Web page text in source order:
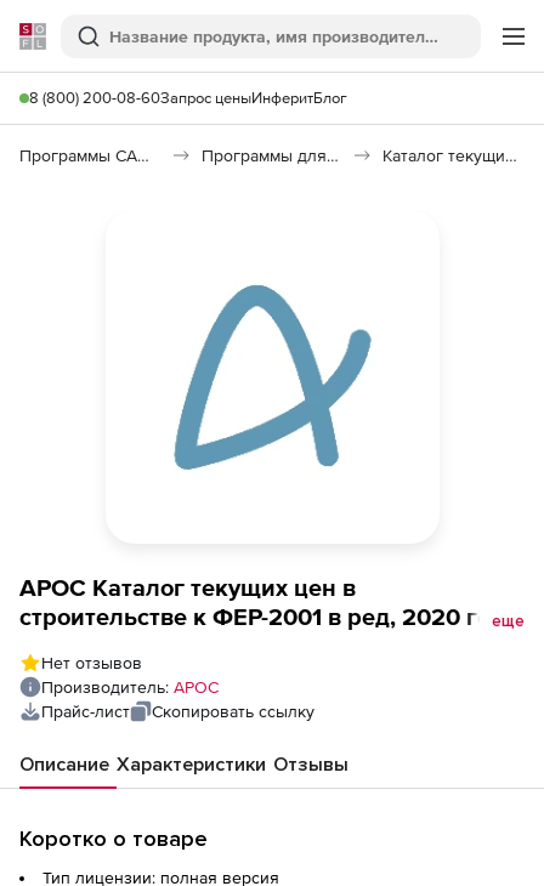
Softline
Поиск
8 (800) 200-08-60Запрос ценыИнферитБлог
Программы САПР и ГИС Программы для документооборота Каталог текущих цен в строительстве (КТЦ)
АРОС Каталог текущих цен в
строительстве к ФЕР-2001 в ред, 2020 года,
Новгородская область 2-е и последующие
рабочие места
еще
Нет отзывов
Производитель: АРОС
Прайс-лист
Скопировать ссылку
Описание Характеристики Отзывы
Коротко о товаре
Тип лицензии: полная версия